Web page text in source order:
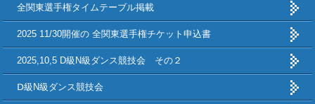
全関東選手権タイムテーブル掲載
2025 11/30開催の 全関東選手権チケット申込書
2025,10,5 D級N級ダンス競技会 その２
Ⅾ級N級ダンス競技会